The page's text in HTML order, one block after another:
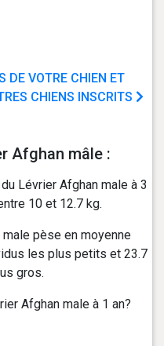
DE VOTRE CHIEN ET
CHIENS INSCRITS
Afghan mâle :
Lévrier Afghan male à 3
10 et 12.7 kg.
pèse en moyenne
les plus petits et 23.7
gros.
Afghan male à 1 an?